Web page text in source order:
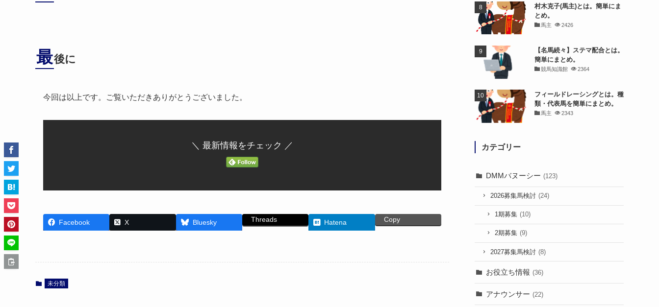
最後に
今回は以上です。ご覧いただきありがとうございました。
＼ 最新情報をチェック ／
Facebook X Bluesky Threads Hatena Copy
未分類
村木克子(馬主)とは。簡単にま
とめ。
馬主 2426
【名馬続々】ステマ配合とは。
簡単にまとめ。
競馬知識館 2364
フィールドレーシングとは。種
類・代表馬を簡単にまとめ。
馬主 2343
カテゴリー
DMMバヌーシー (123)
2026募集馬検討 (24)
1期募集 (10)
2期募集 (9)
2027募集馬検討 (8)
お役立ち情報 (36)
アナウンサー (22)